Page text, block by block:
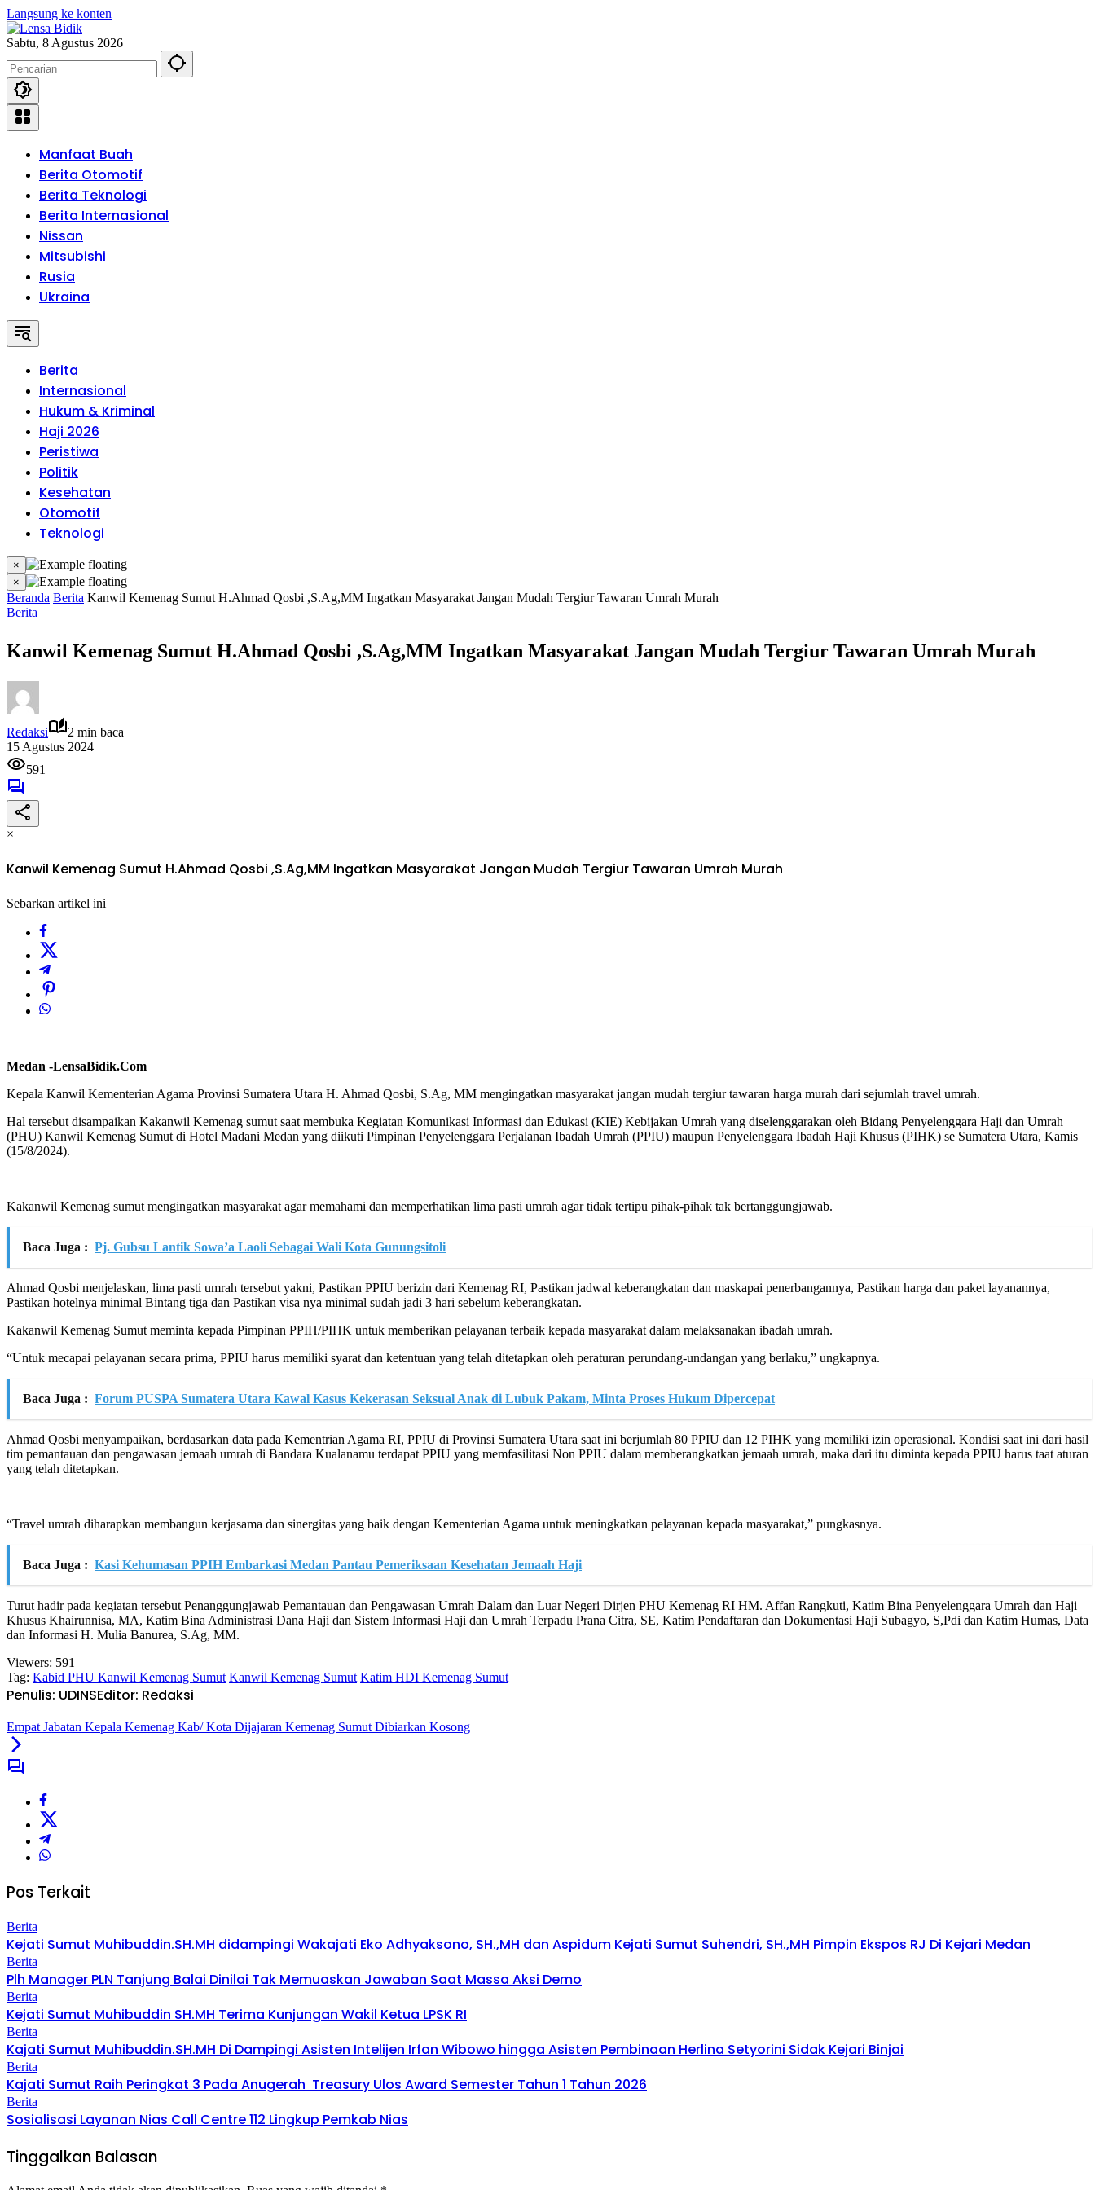
Langsung ke konten
Sabtu, 8 Agustus 2026
Manfaat Buah
Berita Otomotif
Berita Teknologi
Berita Internasional
Nissan
Mitsubishi
Rusia
Ukraina
Berita
Internasional
Hukum & Kriminal
Haji 2026
Peristiwa
Politik
Kesehatan
Otomotif
Teknologi
×
×
Beranda Berita Kanwil Kemenag Sumut H.Ahmad Qosbi ,S.Ag,MM Ingatkan Masyarakat Jangan Mudah Tergiur Tawaran Umrah Murah
Berita
Kanwil Kemenag Sumut H.Ahmad Qosbi ,S.Ag,MM Ingatkan Masyarakat Jangan Mudah Tergiur Tawaran Umrah Murah
Redaksi
2 min baca
15 Agustus 2024
591
×
Kanwil Kemenag Sumut H.Ahmad Qosbi ,S.Ag,MM Ingatkan Masyarakat Jangan Mudah Tergiur Tawaran Umrah Murah
Sebarkan artikel ini
Medan -LensaBidik.Com
Kepala Kanwil Kementerian Agama Provinsi Sumatera Utara H. Ahmad Qosbi, S.Ag, MM mengingatkan masyarakat jangan mudah tergiur tawaran harga murah dari sejumlah travel umrah.
Hal tersebut disampaikan Kakanwil Kemenag sumut saat membuka Kegiatan Komunikasi Informasi dan Edukasi (KIE) Kebijakan Umrah yang diselenggarakan oleh Bidang Penyelenggara Haji dan Umrah
(PHU) Kanwil Kemenag Sumut di Hotel Madani Medan yang diikuti Pimpinan Penyelenggara Perjalanan Ibadah Umrah (PPIU) maupun Penyelenggara Ibadah Haji Khusus (PIHK) se Sumatera Utara, Kamis
(15/8/2024).
Kakanwil Kemenag sumut mengingatkan masyarakat agar memahami dan memperhatikan lima pasti umrah agar tidak tertipu pihak-pihak tak bertanggungjawab.
Baca Juga : Pj. Gubsu Lantik Sowa’a Laoli Sebagai Wali Kota Gunungsitoli
Ahmad Qosbi menjelaskan, lima pasti umrah tersebut yakni, Pastikan PPIU berizin dari Kemenag RI, Pastikan jadwal keberangkatan dan maskapai penerbangannya, Pastikan harga dan paket layanannya,
Pastikan hotelnya minimal Bintang tiga dan Pastikan visa nya minimal sudah jadi 3 hari sebelum keberangkatan.
Kakanwil Kemenag Sumut meminta kepada Pimpinan PPIH/PIHK untuk memberikan pelayanan terbaik kepada masyarakat dalam melaksanakan ibadah umrah.
“Untuk mecapai pelayanan secara prima, PPIU harus memiliki syarat dan ketentuan yang telah ditetapkan oleh peraturan perundang-undangan yang berlaku,” ungkapnya.
Baca Juga : Forum PUSPA Sumatera Utara Kawal Kasus Kekerasan Seksual Anak di Lubuk Pakam, Minta Proses Hukum Dipercepat
Ahmad Qosbi menyampaikan, berdasarkan data pada Kementrian Agama RI, PPIU di Provinsi Sumatera Utara saat ini berjumlah 80 PPIU dan 12 PIHK yang memiliki izin operasional. Kondisi saat ini dari hasil
tim pemantauan dan pengawasan jemaah umrah di Bandara Kualanamu terdapat PPIU yang memfasilitasi Non PPIU dalam memberangkatkan jemaah umrah, maka dari itu diminta kepada PPIU harus taat aturan
yang telah ditetapkan.
“Travel umrah diharapkan membangun kerjasama dan sinergitas yang baik dengan Kementerian Agama untuk meningkatkan pelayanan kepada masyarakat,” pungkasnya.
Baca Juga : Kasi Kehumasan PPIH Embarkasi Medan Pantau Pemeriksaan Kesehatan Jemaah Haji
Turut hadir pada kegiatan tersebut Penanggungjawab Pemantauan dan Pengawasan Umrah Dalam dan Luar Negeri Dirjen PHU Kemenag RI HM. Affan Rangkuti, Katim Bina Penyelenggara Umrah dan Haji
Khusus Khairunnisa, MA, Katim Bina Administrasi Dana Haji dan Sistem Informasi Haji dan Umrah Terpadu Prana Citra, SE, Katim Pendaftaran dan Dokumentasi Haji Subagyo, S,Pdi dan Katim Humas, Data
dan Informasi H. Mulia Banurea, S.Ag, MM.
Viewers: 591
Tag: Kabid PHU Kanwil Kemenag Sumut Kanwil Kemenag Sumut Katim HDI Kemenag Sumut
Penulis: UDINSEditor: Redaksi
Empat Jabatan Kepala Kemenag Kab/ Kota Dijajaran Kemenag Sumut Dibiarkan Kosong
Pos Terkait
Berita
Kejati Sumut Muhibuddin.SH.MH didampingi Wakajati Eko Adhyaksono, SH.,MH dan Aspidum Kejati Sumut Suhendri, SH.,MH Pimpin Ekspos RJ Di Kejari Medan
Berita
Plh Manager PLN Tanjung Balai Dinilai Tak Memuaskan Jawaban Saat Massa Aksi Demo
Berita
Kejati Sumut Muhibuddin SH.MH Terima Kunjungan Wakil Ketua LPSK RI
Berita
Kajati Sumut Muhibuddin.SH.MH Di Dampingi Asisten Intelijen Irfan Wibowo hingga Asisten Pembinaan Herlina Setyorini Sidak Kejari Binjai
Berita
Kajati Sumut Raih Peringkat 3 Pada Anugerah Treasury Ulos Award Semester Tahun 1 Tahun 2026
Berita
Sosialisasi Layanan Nias Call Centre 112 Lingkup Pemkab Nias
Tinggalkan Balasan